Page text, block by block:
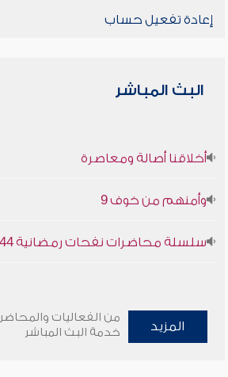
إعادة تفعيل حساب
البث المباشر
أخلاقنا أصالة ومعاصرة
وأمنهم من خوف 9
سلسلة محاضرات نفحات رمضانية 1444هـ
المزيد
من الفعاليات
خدمة البث المباشر